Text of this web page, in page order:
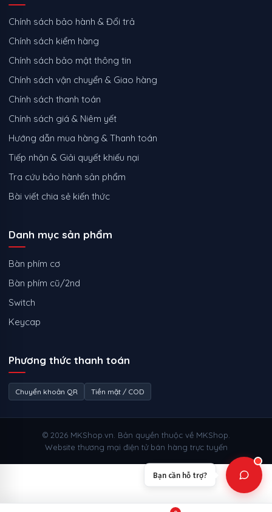
Chính sách bảo hành & Đổi trả
Chính sách kiểm hàng
Chính sách bảo mật thông tin
Chính sách vận chuyển & Giao hàng
Chính sách thanh toán
Chính sách giá & Niêm yết
Hướng dẫn mua hàng & Thanh toán
Tiếp nhận & Giải quyết khiếu nại
Tra cứu bảo hành sản phẩm
Bài viết chia sẻ kiến thức
Danh mục sản phẩm
Bàn phím cơ
Bàn phím cũ/2nd
Switch
Keycap
Phương thức thanh toán
Chuyển khoản QR Tiền mặt / COD
© 2026 MKShop.vn. Bản quyền thuộc về MKShop.
Website thương mại điện tử bán hàng trực tuyến
Bạn cần hỗ trợ?